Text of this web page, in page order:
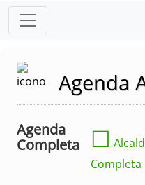
Agenda
Agenda
Completa
☐
Completa